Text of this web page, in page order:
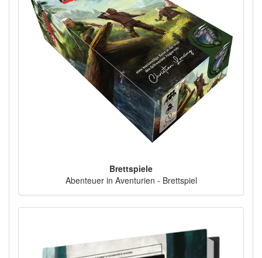
Brettspiele
Abenteuer in Aventurien - Brettspiel